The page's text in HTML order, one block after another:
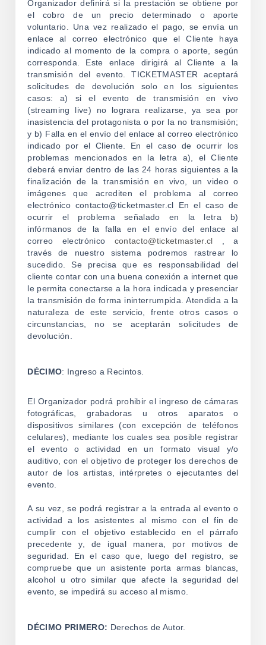
Organizador definirá si la prestación se obtiene por
el cobro de un precio determinado o aporte
voluntario. Una vez realizado el pago, se envía un
enlace al correo electrónico que el Cliente haya
indicado al momento de la compra o aporte, según
corresponda. Este enlace dirigirá al Cliente a la
transmisión del evento. TICKETMASTER aceptará
solicitudes de devolución solo en los siguientes
casos: a) si el evento de transmisión en vivo
(streaming live) no lograra realizarse, ya sea por
inasistencia del protagonista o por la no transmisión;
y b) Falla en el envío del enlace al correo electrónico
indicado por el Cliente. En el caso de ocurrir los
problemas mencionados en la letra a), el Cliente
deberá enviar dentro de las 24 horas siguientes a la
finalización de la transmisión en vivo, un video o
imágenes que acrediten el problema al correo
electrónico contacto@ticketmaster.cl En el caso de
ocurrir el problema señalado en la letra b)
infórmanos de la falla en el envío del enlace al
correo electrónico contacto@ticketmaster.cl
, a
través de nuestro sistema podremos rastrear lo
sucedido. Se precisa que es responsabilidad del
cliente contar con una buena conexión a internet que
le permita conectarse a la hora indicada y presenciar
la transmisión de forma ininterrumpida. Atendida a la
naturaleza de este servicio, frente otros casos o
circunstancias, no se aceptarán solicitudes de
devolución.
DÉCIMO: Ingreso a Recintos.
El Organizador podrá prohibir el ingreso de cámaras
fotográficas, grabadoras u otros aparatos o
dispositivos similares (con excepción de teléfonos
celulares), mediante los cuales sea posible registrar
el evento o actividad en un formato visual y/o
auditivo, con el objetivo de proteger los derechos de
autor de los artistas, intérpretes o ejecutantes del
evento.
A su vez, se podrá registrar a la entrada al evento o
actividad a los asistentes al mismo con el fin de
cumplir con el objetivo establecido en el párrafo
precedente y, de igual manera, por motivos de
seguridad. En el caso que, luego del registro, se
compruebe que un asistente porta armas blancas,
alcohol u otro similar que afecte la seguridad del
evento, se impedirá su acceso al mismo.
DÉCIMO PRIMERO: Derechos de Autor.